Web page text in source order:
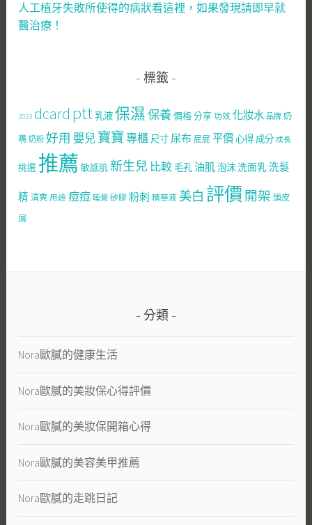
人工植牙失敗所使得的病狀看這裡，如果發現請即早就
醫治療！
標籤
2023 dcard ptt乳液保濕保養價格分享 功效 化妝水 品牌 奶
嘴 奶粉 好用 嬰兒 寶寶 專櫃 尺寸 尿布 屁屁 平價心得 成分 成長
挑選 推薦 敏感肌 新生兒 比較 毛孔油肌泡沫 洗面乳洗髮
精 清爽 用途 痘痘 睡覺 矽膠 粉刺 精華液 美白 評價 開架 頭皮
屑
分類
Nora歐膩的健康生活
Nora歐膩的美妝保心得評價
Nora歐膩的美妝保開箱心得
Nora歐膩的美容美甲推薦
Nora歐膩的走跳日記